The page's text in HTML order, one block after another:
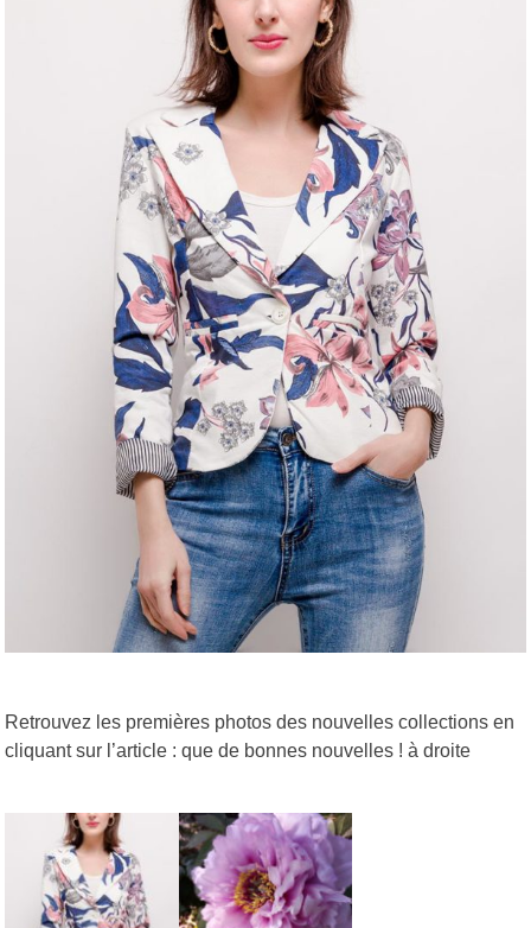
Retrouvez les premières photos des nouvelles collections en
cliquant sur l’article : que de bonnes nouvelles ! à droite